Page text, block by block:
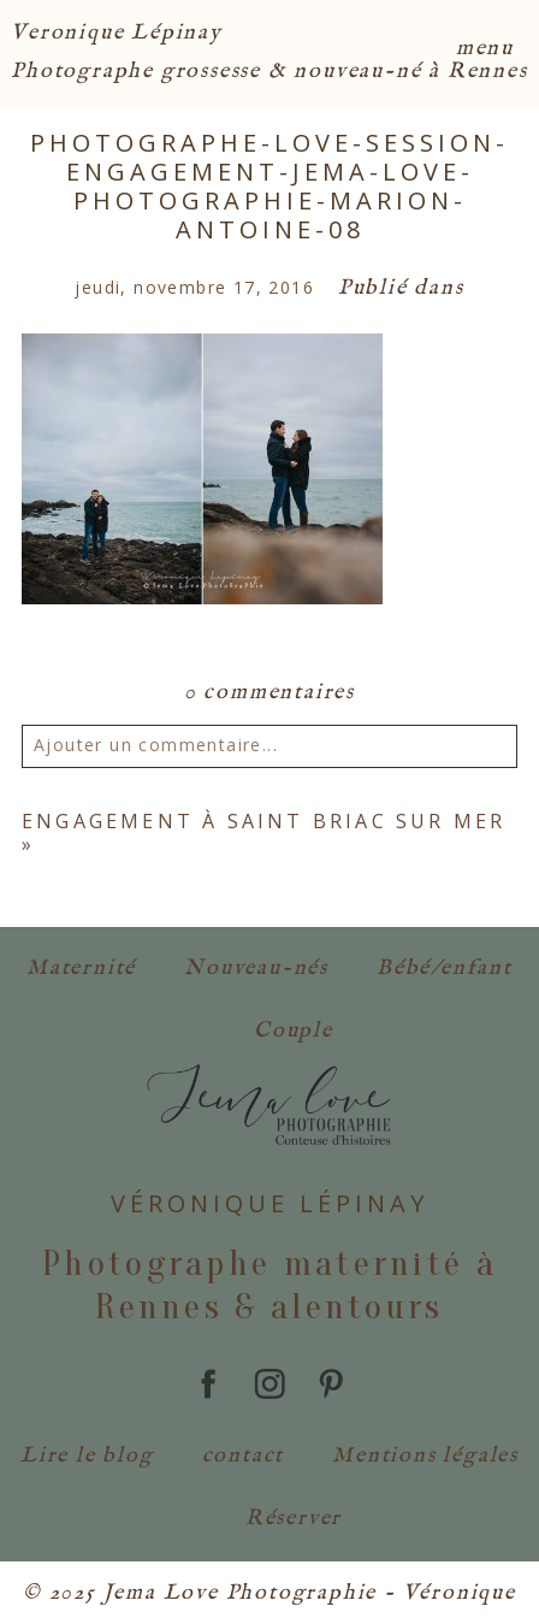
menu
Veronique Lépinay
Photographe grossesse & nouveau-né à Rennes
PHOTOGRAPHE-LOVE-SESSION-
ENGAGEMENT-JEMA-LOVE-
PHOTOGRAPHIE-MARION-
ANTOINE-08
jeudi, novembre 17, 2016 Publié dans
0 commentaires
Ajouter un commentaire...
Votre email ne sera jamais publié ou partagé.
Les champs marqués d'un astérisque sont
POSTER VOTRE COMMENTAIRE
ENGAGEMENT À SAINT BRIAC SUR MER
»
Maternité Nouveau-nés Bébé/enfant
Couple
VÉRONIQUE LÉPINAY
Photographe maternité à
Rennes & alentours
Lire le blog contact Mentions légales
Réserver
© 2025 Jema Love Photographie - Véronique